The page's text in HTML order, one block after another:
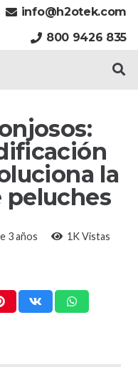
info@h2otek.com
800 9426 835
la
peluches
3 años 1KVistas